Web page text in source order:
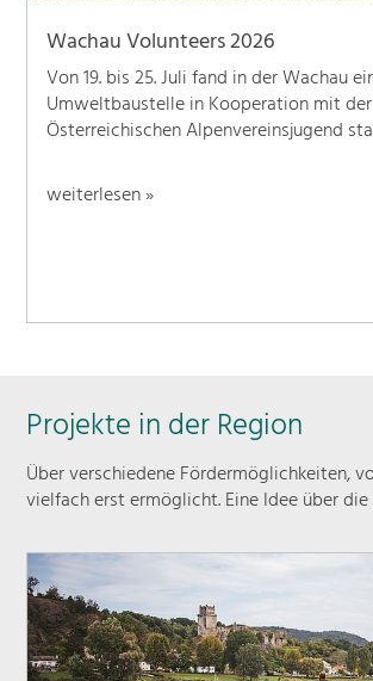
Wachau Volunteers 2026
Von 19. bis 25. Juli fand in der Wachau
Umweltbaustelle in Kooperation mit der
Österreichischen Alpenvereinsjugend
weiterlesen »
Projekte in der Region
Über verschiedene Fördermöglichkeiten,
vielfach erst ermöglicht. Eine Idee über